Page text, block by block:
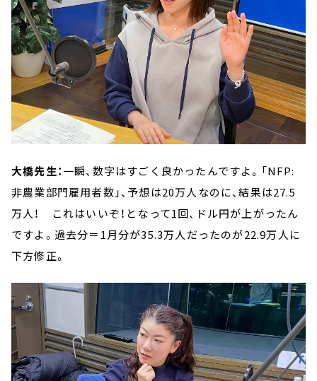
大橋先生：一瞬、数字はすごく良かったんですよ。「NFP:
非農業部門雇用者数」、予想は20万人なのに、結果は27.5
万人！ これはいいぞ！となって1回、ドル円が上がったん
ですよ。過去分＝1月分が35.3万人だったのが22.9万人に
下方修正。